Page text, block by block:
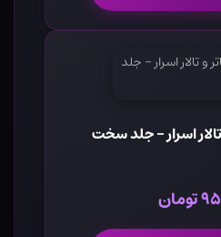
اسرار - جلد سخت